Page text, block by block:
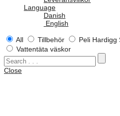
Language
Danish
English
All Tillbehör Peli
Vattentäta väskor
Close